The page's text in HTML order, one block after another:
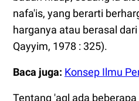
nafa'is, yang berarti
harganya atau berasal
Qayyim, 1978 : 325).
Baca juga: Konsep Ilmu
Tentang 'aql ada